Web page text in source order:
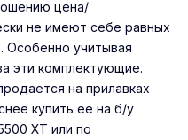
цена/
не имеют себе равных
Особенно учитывая
эти комплектующие.
на прилавках
купить ее на б/у
XT или по